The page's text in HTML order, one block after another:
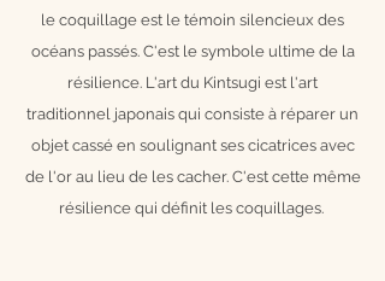
le coquillage est le témoin silencieux des
océans passés. C'est le symbole ultime de la
résilience. L'art du Kintsugi est l'art
traditionnel japonais qui consiste à réparer un
objet cassé en soulignant ses cicatrices avec
de l'or au lieu de les cacher. C'est cette même
résilience qui définit les coquillages.